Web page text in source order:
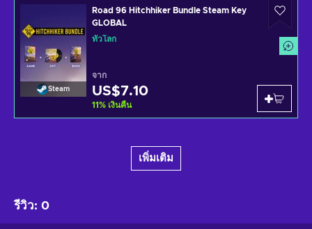
Steam
Road 96 Hitchhiker Bundle Steam Key
GLOBAL
ทั่วโลก
จาก
US$7.10
11% เงินคืน
เพิ่มเติม
รีวิว: 0